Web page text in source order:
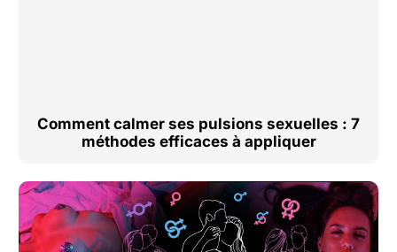
Comment calmer ses pulsions sexuelles : 7
méthodes efficaces à appliquer